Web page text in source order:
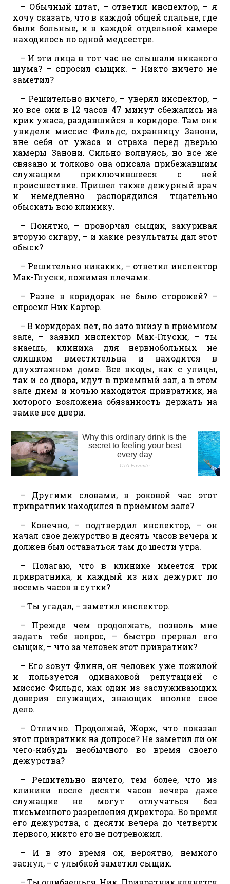
– Обычный штат, – ответил инспектор, – я
хочу сказать, что в каждой общей спальне, где
были больные, и в каждой отдельной камере
находилось по одной медсестре.
– И эти лица в тот час не слышали никакого
шума? – спросил сыщик. – Никто ничего не
заметил?
– Решительно ничего, – уверял инспектор, –
но все они в 12 часов 47 минут сбежались на
крик ужаса, раздавшийся в коридоре. Там они
увидели миссис Фильдс, охранницу Занони,
вне себя от ужаса и страха перед дверью
камеры Занони. Сильно волнуясь, но все же
связано и толково она описала прибежавшим
служащим приключившееся с ней
происшествие. Пришел также дежурный врач
и немедленно распорядился тщательно
обыскать всю клинику.
– Понятно, – проворчал сыщик, закуривая
вторую сигару, – и какие результаты дал этот
обыск?
– Решительно никаких, – ответил инспектор
Мак-Глуски, пожимая плечами.
– Разве в коридорах не было сторожей? –
спросил Ник Картер.
– В коридорах нет, но зато внизу в приемном
зале, – заявил инспектор Мак-Глуски, – ты
знаешь, клиника для нервнобольных не
слишком вместительна и находится в
двухэтажном доме. Все входы, как с улицы,
так и со двора, идут в приемный зал, а в этом
зале днем и ночью находится привратник, на
которого возложена обязанность держать на
замке все двери.
– Другими словами, в роковой час этот
привратник находился в приемном зале?
– Конечно, – подтвердил инспектор, – он
начал свое дежурство в десять часов вечера и
должен был оставаться там до шести утра.
– Полагаю, что в клинике имеется три
привратника, и каждый из них дежурит по
восемь часов в сутки?
– Ты угадал, – заметил инспектор.
– Прежде чем продолжать, позволь мне
задать тебе вопрос, – быстро прервал его
сыщик, – что за человек этот привратник?
– Его зовут Флинн, он человек уже пожилой
и пользуется одинаковой репутацией с
миссис Фильдс, как один из заслуживающих
доверия служащих, знающих вполне свое
дело.
– Отлично. Продолжай, Жорж, что показал
этот привратник на допросе? Не заметил ли он
чего-нибудь необычного во время своего
дежурства?
– Решительно ничего, тем более, что из
клиники после десяти часов вечера даже
служащие не могут отлучаться без
письменного разрешения директора. Во время
его дежурства, с десяти вечера до четверти
первого, никто его не потревожил.
– И в это время он, вероятно, немного
заснул, – с улыбкой заметил сыщик.